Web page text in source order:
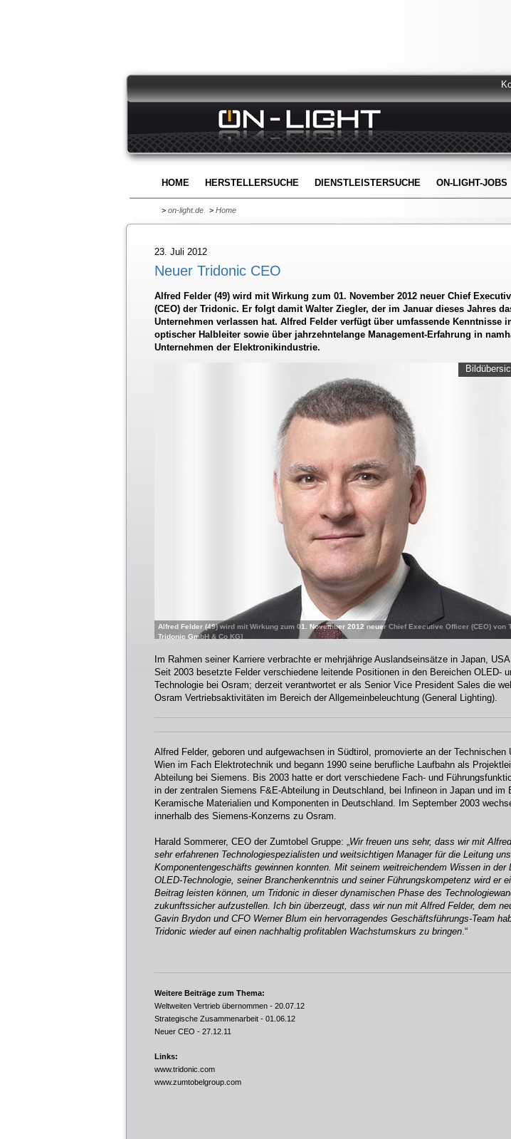
HOME HERSTELLERSUCHE DIENSTLEISTERSUCHE ON-LIGHT-JOBS
> on-light.de > Home
23. Juli 2012
Neuer Tridonic CEO
Alfred Felder (49) wird mit Wirkung zum 01. November 2012 neuer Chief
(CEO) der Tridonic. Er folgt damit Walter Ziegler, der im Januar dieses Jahres
Unternehmen verlassen hat. Alfred Felder verfügt über umfassende Kenntnisse
optischer Halbleiter sowie über jahrzehntelange Management-Erfahrung in
Unternehmen der Elektronikindustrie.
Im Rahmen seiner Karriere verbrachte er mehrjährige Auslandseinsätze in Japan,
Seit 2003 besetzte Felder verschiedene leitende Positionen in den Bereichen OLED-
Technologie bei Osram; derzeit verantwortet er als Senior Vice President Sales die
Osram Vertriebsaktivitäten im Bereich der Allgemeinbeleuchtung (General Lighting).
Alfred Felder, geboren und aufgewachsen in Südtirol, promovierte an der Technischen
Wien im Fach Elektrotechnik und begann 1990 seine berufliche Laufbahn als
Abteilung bei Siemens. Bis 2003 hatte er dort verschiedene Fach- und
in der zentralen Siemens F&E-Abteilung in Deutschland, bei Infineon in Japan und im
Keramische Materialien und Komponenten in Deutschland. Im September 2003
innerhalb des Siemens-Konzerns zu Osram.
Harald Sommerer, CEO der Zumtobel Gruppe: „Wir freuen uns sehr, dass wir mit
sehr erfahrenen Technologiespezialisten und weitsichtigen Manager für die Leitung
Komponentengeschäfts gewinnen konnten. Mit seinem weitreichendem Wissen in der
OLED-Technologie, seiner Branchenkenntnis und seiner Führungskompetenz wird er
Beitrag leisten können, um Tridonic in dieser dynamischen Phase des
zukunftssicher aufzustellen. Ich bin überzeugt, dass wir nun mit Alfred Felder, dem
Gavin Brydon und CFO Werner Blum ein hervorragendes Geschäftsführungs-Team
Tridonic wieder auf einen nachhaltig profitablen Wachstumskurs zu bringen.“
Weitere Beiträge zum Thema:
Weltweiten Vertrieb übernommen - 20.07.12
Strategische Zusammenarbeit - 01.06.12
Neuer CEO - 27.12.11
Links:
www.tridonic.com
www.zumtobelgroup.com